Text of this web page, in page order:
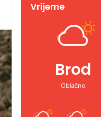
Vrijeme
Brod
Oblačno